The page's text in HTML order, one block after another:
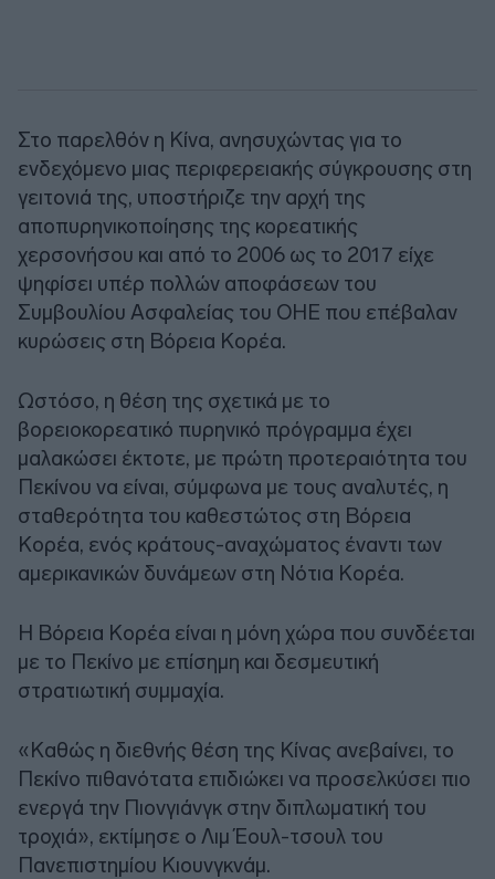
Στο παρελθόν η Κίνα, ανησυχώντας για το
ενδεχόμενο μιας περιφερειακής σύγκρουσης στη
γειτονιά της, υποστήριζε την αρχή της
αποπυρηνικοποίησης της κορεατικής
χερσονήσου και από το 2006 ως το 2017 είχε
ψηφίσει υπέρ πολλών αποφάσεων του
Συμβουλίου Ασφαλείας του ΟΗΕ που επέβαλαν
κυρώσεις στη Βόρεια Κορέα.
Ωστόσο, η θέση της σχετικά με το
βορειοκορεατικό πυρηνικό πρόγραμμα έχει
μαλακώσει έκτοτε, με πρώτη προτεραιότητα του
Πεκίνου να είναι, σύμφωνα με τους αναλυτές, η
σταθερότητα του καθεστώτος στη Βόρεια
Κορέα, ενός κράτους-αναχώματος έναντι των
αμερικανικών δυνάμεων στη Νότια Κορέα.
Η Βόρεια Κορέα είναι η μόνη χώρα που συνδέεται
με το Πεκίνο με επίσημη και δεσμευτική
στρατιωτική συμμαχία.
«Καθώς η διεθνής θέση της Κίνας ανεβαίνει, το
Πεκίνο πιθανότατα επιδιώκει να προσελκύσει πιο
ενεργά την Πιονγιάνγκ στην διπλωματική του
τροχιά», εκτίμησε ο Λιμ Έουλ-τσουλ του
Πανεπιστημίου Κιουνγκνάμ.